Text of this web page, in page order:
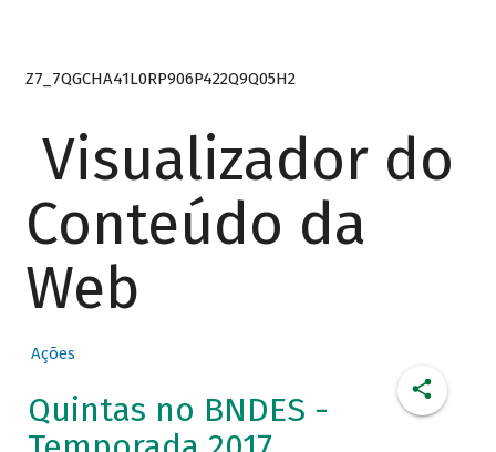
Z7_7QGCHA41L0RP906P422Q9Q05H2
Visualizador do
Conteúdo da
Web
Ações
Quintas no BNDES -